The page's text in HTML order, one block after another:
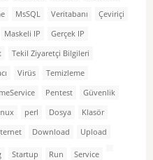
MsSQL Veritabanı
Çeviriçi
Maskeli IP
Gerçek IP
Tekil Ziyaretçi Bilgileri
Virüs
Temizleme
Pentest
Güvenlik
perl Dosya
Klasör
Download Upload
Startup Run
Service